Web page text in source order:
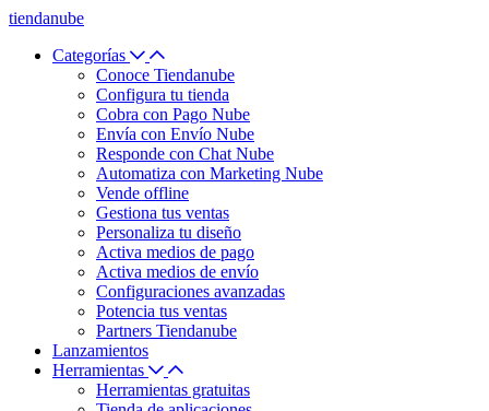
tiendanube
Categorías
Conoce Tiendanube
Configura tu tienda
Cobra con Pago Nube
Envía con Envío Nube
Responde con Chat Nube
Automatiza con Marketing Nube
Vende offline
Gestiona tus ventas
Personaliza tu diseño
Activa medios de pago
Activa medios de envío
Configuraciones avanzadas
Potencia tus ventas
Partners Tiendanube
Lanzamientos
Herramientas
Herramientas gratuitas